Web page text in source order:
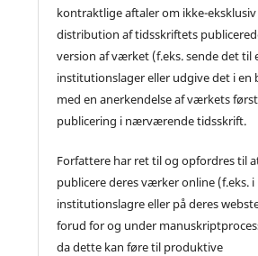
kontraktlige aftaler om ikke-eksklusiv
distribution af tidsskriftets
version af værket (f.eks. sende det til
institutionslager eller udgive det i en
med en anerkendelse af værkets
publicering i nærværende tidsskrift.
Forfattere har ret til og opfordres til
publicere deres værker online (f.eks. i
institutionslagre eller på deres
forud for og under
da dette kan føre til produktive